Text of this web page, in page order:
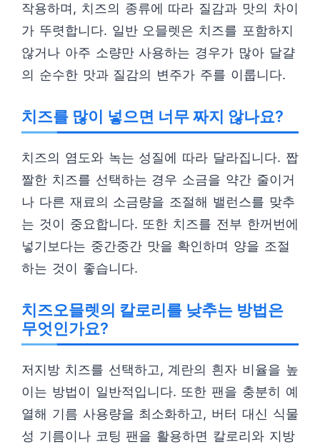
작용하며, 치즈의 종류에 따라 질감과 맛의 차이
가 뚜렷합니다. 일반 오믈렛은 치즈를 포함하지
않거나 아주 소량만 사용하는 경우가 많아 달걀
의 순수한 맛과 질감의 변주가 주를 이룹니다.
치즈를 많이 넣으면 너무 짜지 않나요?
치즈의 염도와 녹는 성질에 따라 달라집니다. 짭
짤한 치즈를 선택하는 경우 소금을 약간 줄이거
나 다른 재료의 소금량을 조절해 밸런스를 맞추
는 것이 중요합니다. 또한 치즈를 전부 한꺼번에
넣기보다는 중간중간 맛을 확인하며 양을 조절
하는 것이 좋습니다.
치즈오믈렛의 칼로리를 낮추는 방법은
무엇인가요?
저지방 치즈를 선택하고, 계란의 흰자 비율을 높
이는 방법이 일반적입니다. 또한 팬을 충분히 예
열해 기름 사용량을 최소화하고, 버터 대신 식물
성 기름이나 코팅 팬을 활용하면 칼로리와 지방